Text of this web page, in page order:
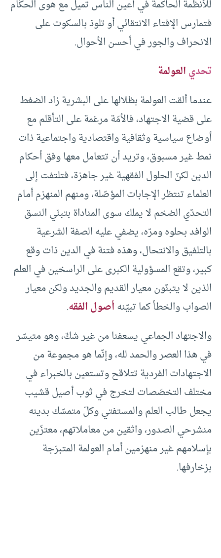
للأنظمة الحاكمة في أعين الناس تميل مع هوى الحكّام
فتمارس الإفتاء الانتقائي أو تلوذ بالسكوت على
الانحراف والجور في أحسن الأحوال.
تحديالعولمة
عندما ألقت العولمة بظلالها على البشرية زاد الضغط
على قضية الاجتهاد، فالأمّة مرغمة على التأقلم مع
أوضاع سياسية وثقافية واقتصادية واجتماعية ذات
نمط غير مسبوق، وتريد أن تتعامل معها وفق أحكام
الدين لكنّ الحلول الفقهية غير جاهزة، فتلتفت إلى
العلماء تنتظر الإجابات المؤصّلة، ومنهم المنهزم أمام
التحدّي الضخم لا يملك سوى المناداة بتبنّي النسق
الوافد بحلوه ومرّه، يضفي عليه الصفة الشرعية
بالتلفيق والانتحال، وهذه فتنة في الدين ذات وقع
كبير، وتقع المسؤولية الكبرى على الراسخين في العلم
الذين لا يتبنّون معيار القديم والجديد ولكن معيار
الصواب والخطأ كما تبيّنهأصول الفقه.
والاجتهاد الجماعي يسعفنا من غير شكّ، وهو متيسّر
في هذا العصر والحمد لله، وإنّما هو مجموعة من
الاجتهادات الفردية تتلاقح وتستعين بالخبراء في
مختلف التخصّصات لتخرج في ثوب أصيل قشيب
يجعل طالب العلم والمستفتي وكلّ متمسّك بدينه
منشرحي الصدور، واثقين من معاملاتهم، معتزّين
بإسلامهم غير منهزمين أمام العولمة المتبرّجة
بزخارفها.